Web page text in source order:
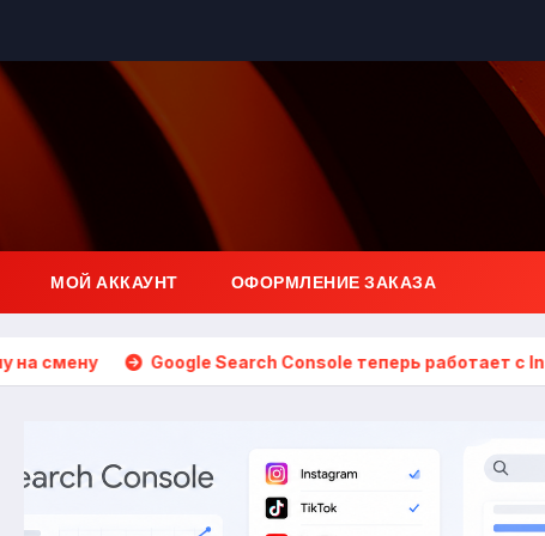
МОЙ АККАУНТ ОФОРМЛЕНИЕ ЗАКАЗА
Google Search Console теперь работает с Instagram и TikTok